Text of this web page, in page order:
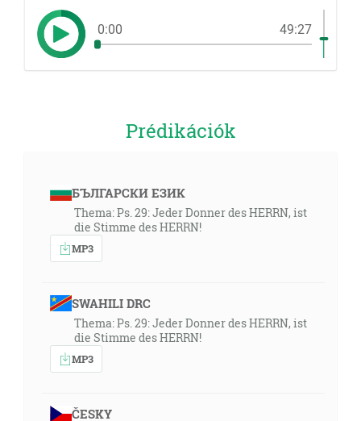
0:00 49:27
Prédikációk
БЪЛГАРСКИ ЕЗИК
Thema: Ps. 29: Jeder Donner des HERRN, ist
die Stimme des HERRN!
MP3
SWAHILI DRC
Thema: Ps. 29: Jeder Donner des HERRN, ist
die Stimme des HERRN!
MP3
ČESKY